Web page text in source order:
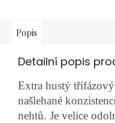
Popis
Detailní popis
Extra hustý
našlehané
nehtů. Je velice